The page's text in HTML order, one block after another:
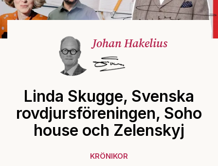
Johan Hakelius
Linda Skugge, Svenska
rovdjursföreningen, Soho
house och Zelenskyj
KRÖNIKOR